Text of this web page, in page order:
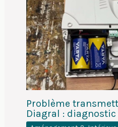
Problème
Diagral :